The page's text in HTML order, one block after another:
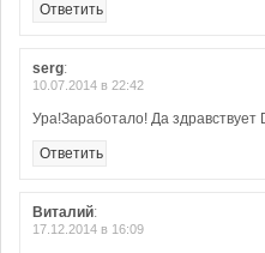
Ответить
serg:
10.07.2014 в 22:42
Ура!Заработало! Да
Ответить
Виталий:
17.12.2014 в 16:09